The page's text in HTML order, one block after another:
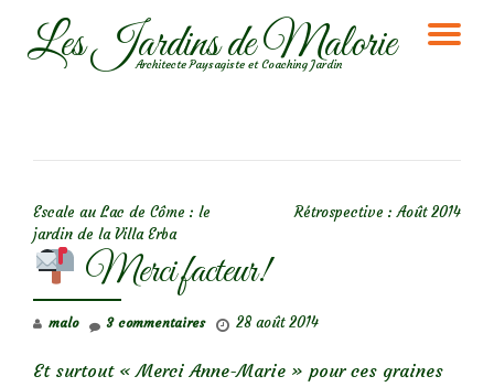
AllerLes Jardins de Malorie
Architecte Paysagiste et Coaching Jardin
Escale au Lac de Côme : le
jardin de la Villa Erba
Rétrospective : Août 2014
Merci facteur!
malo 28 août 2014
3 commentaires
Et surtout « Merci Anne-Marie » pour ces graines